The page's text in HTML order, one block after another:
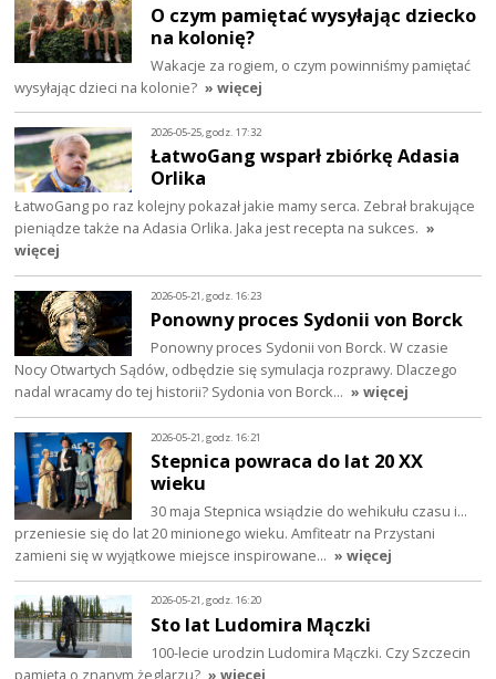
O czym pamiętać wysyłając dziecko
na kolonię?
Wakacje za rogiem, o czym powinniśmy pamiętać
wysyłając dzieci na kolonie? » więcej
2026-05-25, godz. 17:32
ŁatwoGang wsparł zbiórkę Adasia
Orlika
ŁatwoGang po raz kolejny pokazał jakie mamy serca. Zebrał brakujące
pieniądze także na Adasia Orlika. Jaka jest recepta na sukces. »
więcej
2026-05-21, godz. 16:23
Ponowny proces Sydonii von Borck
Ponowny proces Sydonii von Borck. W czasie
Nocy Otwartych Sądów, odbędzie się symulacja rozprawy. Dlaczego
nadal wracamy do tej historii? Sydonia von Borck… » więcej
2026-05-21, godz. 16:21
Stepnica powraca do lat 20 XX
wieku
30 maja Stepnica wsiądzie do wehikułu czasu i…
przeniesie się do lat 20 minionego wieku. Amfiteatr na Przystani
zamieni się w wyjątkowe miejsce inspirowane… » więcej
2026-05-21, godz. 16:20
Sto lat Ludomira Mączki
100-lecie urodzin Ludomira Mączki. Czy Szczecin
pamięta o znanym żeglarzu? » więcej